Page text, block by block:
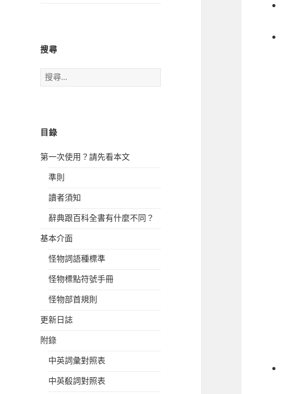
搜尋
搜
尋
目錄
第一次使用？請先看本文
準則
讀者須知
辭典跟百科全書有什麼不同？
基本介面
怪物詞語種標準
怪物標點符號手冊
怪物部首規則
更新日誌
附錄
中英詞彙對照表
中英殽詞對照表